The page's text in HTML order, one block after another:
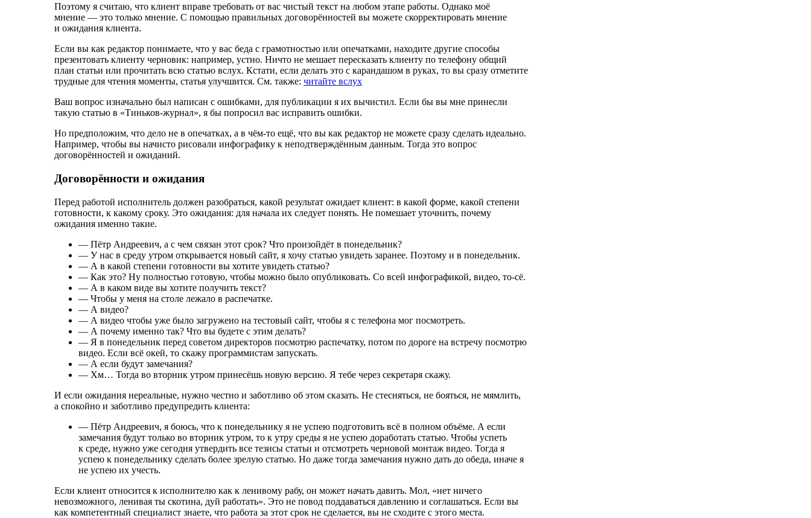
Поэтому я считаю, что клиент вправе требовать от вас чистый текст на любом этапе работы. Однако моё
мнение — это только мнение. С помощью правильных договорённостей вы можете скорректировать мнение
и ожидания клиента.
Если вы как редактор понимаете, что у вас беда с грамотностью или опечатками, находите другие способы
презентовать клиенту черновик: например, устно. Ничто не мешает пересказать клиенту по телефону общий
план статьи или прочитать всю статью вслух. Кстати, если делать это с карандашом в руках, то вы сразу отметите
трудные для чтения моменты, статья улучшится. См. также: читайте вслух
Ваш вопрос изначально был написан c ошибками, для публикации я их вычистил. Если бы вы мне принесли
такую статью в «Тиньков-журнал», я бы попросил вас исправить ошибки.
Но предположим, что дело не в опечатках, а в чём-то ещё, что вы как редактор не можете сразу сделать идеально.
Например, чтобы вы начисто рисовали инфографику к неподтверждённым данным. Тогда это вопрос
договорённостей и ожиданий.
Договорённости и ожидания
Перед работой исполнитель должен разобраться, какой результат ожидает клиент: в какой форме, какой степени
готовности, к какому сроку. Это ожидания: для начала их следует понять. Не помешает уточнить, почему
ожидания именно такие.
— Пётр Андреевич, а с чем связан этот срок? Что произойдёт в понедельник?
— У нас в среду утром открывается новый сайт, я хочу статью увидеть заранее. Поэтому и в понедельник.
— А в какой степени готовности вы хотите увидеть статью?
— Как это? Ну полностью готовую, чтобы можно было опубликовать. Со всей инфографикой, видео, то-сё.
— А в каком виде вы хотите получить текст?
— Чтобы у меня на столе лежало в распечатке.
— А видео?
— А видео чтобы уже было загружено на тестовый сайт, чтобы я с телефона мог посмотреть.
— А почему именно так? Что вы будете с этим делать?
— Я в понедельник перед советом директоров посмотрю распечатку, потом по дороге на встречу посмотрю
видео. Если всё окей, то скажу программистам запускать.
— А если будут замечания?
— Хм… Тогда во вторник утром принесёшь новую версию. Я тебе через секретаря скажу.
И если ожидания нереальные, нужно честно и заботливо об этом сказать. Не стесняться, не бояться, не мямлить,
а спокойно и заботливо предупредить клиента:
— Пётр Андреевич, я боюсь, что к понедельнику я не успею подготовить всё в полном объёме. А если
замечания будут только во вторник утром, то к утру среды я не успею доработать статью. Чтобы успеть
к среде, нужно уже сегодня утвердить все тезисы статьи и отсмотреть черновой монтаж видео. Тогда я
успею к понедельнику сделать более зрелую статью. Но даже тогда замечания нужно дать до обеда, иначе я
не успею их учесть.
Если клиент относится к исполнителю как к ленивому рабу, он может начать давить. Мол, «нет ничего
невозможного, ленивая ты скотина, дуй работать». Это не повод поддаваться давлению и соглашаться. Если вы
как компетентный специалист знаете, что работа за этот срок не сделается, вы не сходите с этого места.